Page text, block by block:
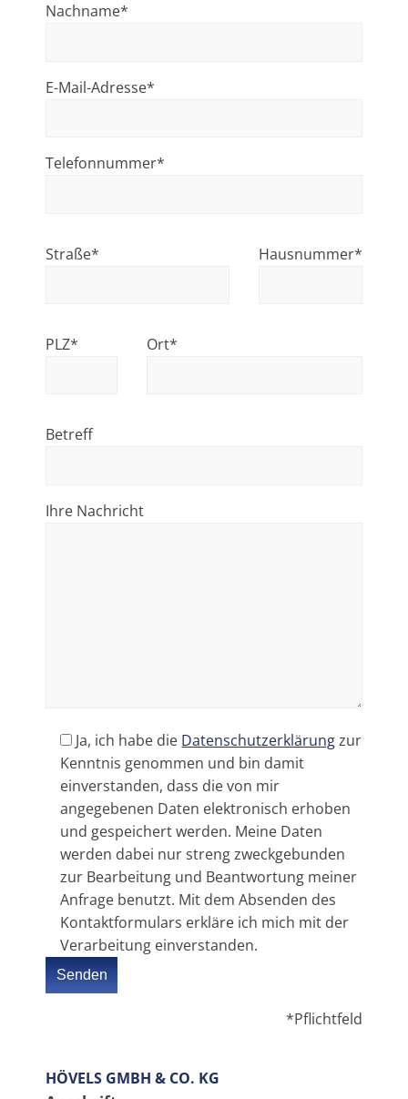
Nachname*
E-Mail-Adresse*
Telefonnummer*
Straße* Hausnummer*
PLZ* Ort*
Betreff
Ihre Nachricht
Ja, ich habe die Datenschutzerklärungzur
Kenntnis genommen und bin damit
einverstanden, dass die von mir
angegebenen Daten elektronisch erhoben
und gespeichert werden. Meine Daten
werden dabei nur streng zweckgebunden
zur Bearbeitung und Beantwortung meiner
Anfrage benutzt. Mit dem Absenden des
Kontaktformulars erkläre ich mich mit der
Verarbeitung einverstanden.
*Pflichtfeld
HÖVELS GMBH & CO. KG